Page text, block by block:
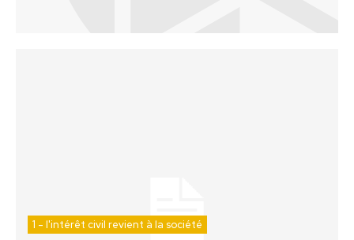
1 - l'intérêt civil revient à la société